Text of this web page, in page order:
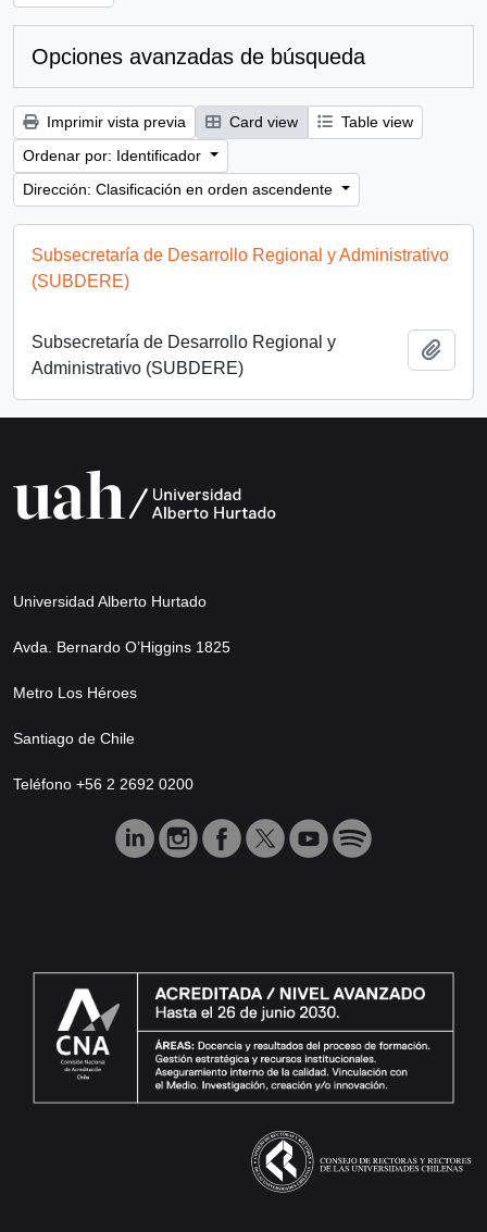
Opciones avanzadas de búsqueda
Imprimir vista previa Card view
Table view
Ordenar por: Identificador
Dirección: Clasificación en orden ascendente
Subsecretaría de Desarrollo Regional y Administrativo
(SUBDERE)
Subsecretaría de Desarrollo Regional y
Administrativo (SUBDERE)
Universidad Alberto Hurtado
Avda. Bernardo O’Higgins 1825
Metro Los Héroes
Santiago de Chile
Teléfono +56 2 2692 0200